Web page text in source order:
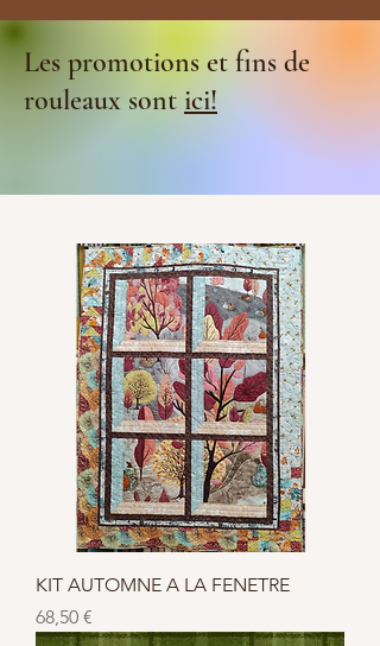
Les promotions et fins de
rouleaux sontici!
KIT AUTOMNE A LA FENETRE
Prix
68,50 €